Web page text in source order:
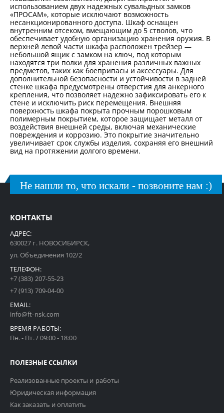
использованием двух надежных сувальдных замков
«ПРОСАМ», которые исключают возможность
несанкционированного доступа. Шкаф оснащен
внутренним отсеком, вмещающим до 5 стволов, что
обеспечивает удобную организацию хранения оружия. В
верхней левой части шкафа расположен трейзер —
небольшой ящик с замком на ключ, под которым
находятся три полки для хранения различных важных
предметов, таких как боеприпасы и аксессуары. Для
дополнительной безопасности и устойчивости в задней
стенке шкафа предусмотрены отверстия для анкерного
крепления, что позволяет надежно зафиксировать его к
стене и исключить риск перемещения. Внешняя
поверхность шкафа покрыта прочным порошковым
полимерным покрытием, которое защищает металл от
воздействия внешней среды, включая механические
повреждения и коррозию. Это покрытие значительно
увеличивает срок службы изделия, сохраняя его внешний
вид на протяжении долгого времени.
Не нашли то, что искали - позвоните нам :)
КОНТАКТЫ
АДРЕС:
630027 г. НОВОСИБИРСК,
ул. Объединения 102/2
ТЕЛЕФОН:
+7 (383) 207-55-23
+7 (913) 709-04-00
EMAIL:
info@ft-nsk.com
ВРЕМЯ РАБОТЫ:
Пн. - Пт. / 09:00 - 18:00
ПОЛЕЗНЫЕ ССЫЛКИ
Реализованные проекты и работы
Юридическая информация
Как заказать и оплатить